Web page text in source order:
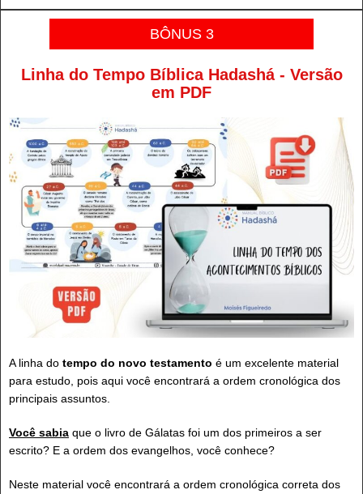
BÔNUS 3
Linha do Tempo Bíblica Hadashá - Versão
em PDF
A linha do tempo do novo testamento é um excelente material
para estudo, pois aqui você encontrará a ordem cronológica dos
principais assuntos.
Você sabia que o livro de Gálatas foi um dos primeiros a ser
escrito? E a ordem dos evangelhos, você conhece?
Neste material você encontrará a ordem cronológica correta dos